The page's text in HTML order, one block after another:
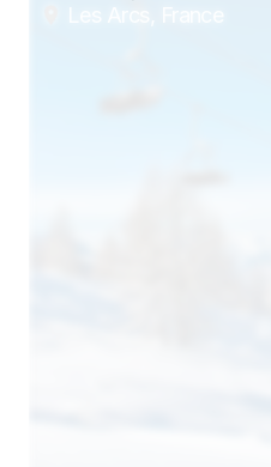
Les Arcs, France